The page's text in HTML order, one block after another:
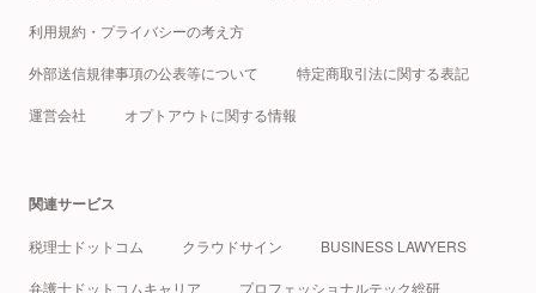
利用規約・プライバシーの考え方
外部送信規律事項の公表等について 特定商取引法に関する表記
運営会社 オプトアウトに関する情報
関連サービス
税理士ドットコム クラウドサイン BUSINESS LAWYERS
弁護士ドットコムキャリア プロフェッショナルテック総研